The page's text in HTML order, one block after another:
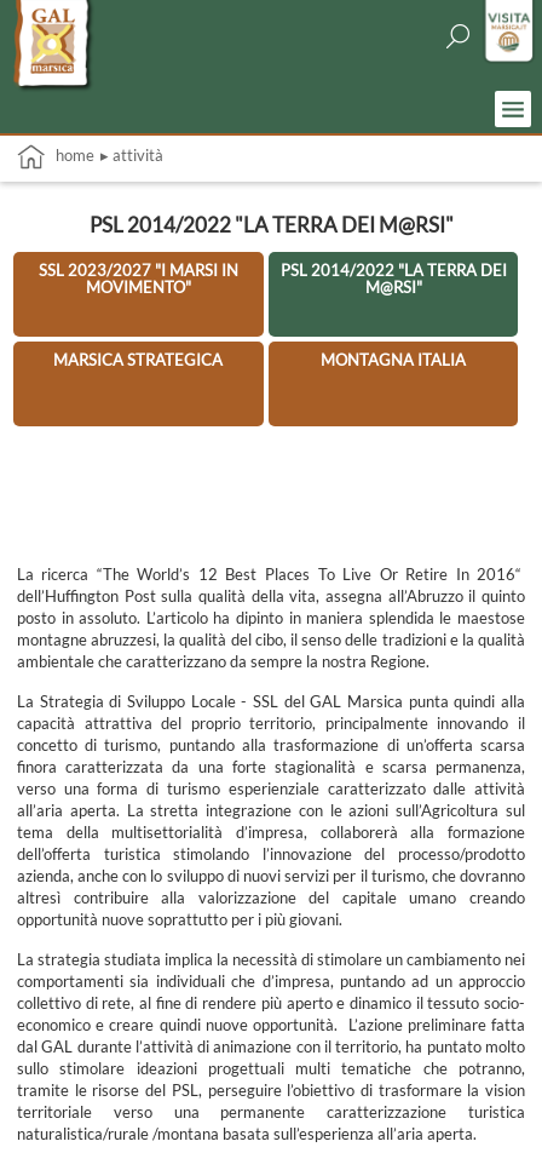
home ▸ attività
PSL 2014/2022 "LA TERRA DEI M@RSI"
SSL 2023/2027 "I MARSI IN
MOVIMENTO"
PSL 2014/2022 "LA TERRA DEI
M@RSI"
MARSICA STRATEGICA MONTAGNA ITALIA
La ricerca “The World’s 12 Best Places To Live Or Retire In 2016“
dell’Huffington Post sulla qualità della vita, assegna all’Abruzzo il quinto
posto in assoluto. L’articolo ha dipinto in maniera splendida le maestose
montagne abruzzesi, la qualità del cibo, il senso delle tradizioni e la qualità
ambientale che caratterizzano da sempre la nostra Regione.
La Strategia di Sviluppo Locale - SSL del GAL Marsica punta quindi alla
capacità attrattiva del proprio territorio, principalmente innovando il
concetto di turismo, puntando alla trasformazione di un’offerta scarsa
finora caratterizzata da una forte stagionalità e scarsa permanenza,
verso una forma di turismo esperienziale caratterizzato dalle attività
all’aria aperta. La stretta integrazione con le azioni sull’Agricoltura sul
tema della multisettorialità d’impresa, collaborerà alla formazione
dell’offerta turistica stimolando l’innovazione del processo/prodotto
azienda, anche con lo sviluppo di nuovi servizi per il turismo, che dovranno
altresì contribuire alla valorizzazione del capitale umano creando
opportunità nuove soprattutto per i più giovani.
La strategia studiata implica la necessità di stimolare un cambiamento nei
comportamenti sia individuali che d’impresa, puntando ad un approccio
collettivo di rete, al fine di rendere più aperto e dinamico il tessuto socio-
economico e creare quindi nuove opportunità. L’azione preliminare fatta
dal GAL durante l’attività di animazione con il territorio, ha puntato molto
sullo stimolare ideazioni progettuali multi tematiche che potranno,
tramite le risorse del PSL, perseguire l’obiettivo di trasformare la vision
territoriale verso una permanente caratterizzazione turistica
naturalistica/rurale /montana basata sull’esperienza all’aria aperta.